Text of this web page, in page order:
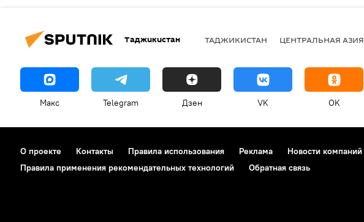
Таджикистан ТАДЖИКИСТАН ЦЕНТРАЛЬНАЯ АЗИЯ
Макс Telegram Дзен VK OK
О проекте Контакты Правила использования Реклама Новости компаний
Правила применения рекомендательных технологий
Обратная связь